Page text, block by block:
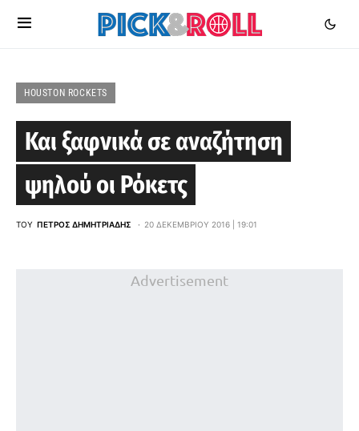
HOUSTON ROCKETS
Και ξαφνικά σε αναζήτηση
ψηλού οι Ρόκετς
ΤΟΥ ΠΈΤΡΟΣ ΔΗΜΗΤΡΙΆΔΗΣ 20 ΔΕΚΕΜΒΡΊΟΥ 2016 | 19:01
Advertisement